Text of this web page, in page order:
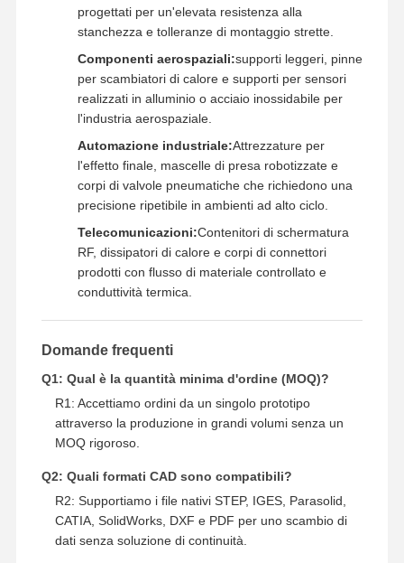
progettati per un'elevata resistenza alla
stanchezza e tolleranze di montaggio strette.
Componenti aerospaziali:supporti leggeri, pinne
per scambiatori di calore e supporti per sensori
realizzati in alluminio o acciaio inossidabile per
l'industria aerospaziale.
Automazione industriale:Attrezzature per
l'effetto finale, mascelle di presa robotizzate e
corpi di valvole pneumatiche che richiedono una
precisione ripetibile in ambienti ad alto ciclo.
Telecomunicazioni:Contenitori di schermatura
RF, dissipatori di calore e corpi di connettori
prodotti con flusso di materiale controllato e
conduttività termica.
Domande frequenti
Q1: Qual è la quantità minima d'ordine (MOQ)?
R1: Accettiamo ordini da un singolo prototipo
attraverso la produzione in grandi volumi senza un
MOQ rigoroso.
Q2: Quali formati CAD sono compatibili?
R2: Supportiamo i file nativi STEP, IGES, Parasolid,
CATIA, SolidWorks, DXF e PDF per uno scambio di
dati senza soluzione di continuità.